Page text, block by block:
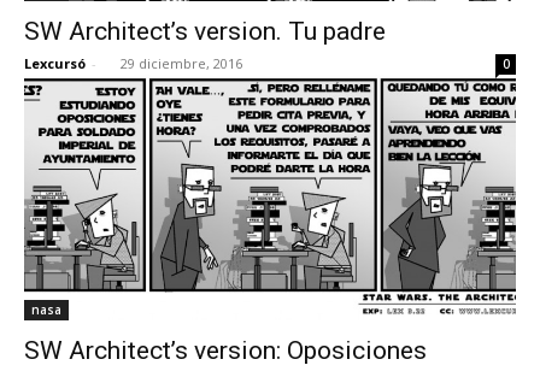
SW Architect’s version. Tu padre
Lexcursó - 29 diciembre, 2016 0
nasa
SW Architect’s version: Oposiciones